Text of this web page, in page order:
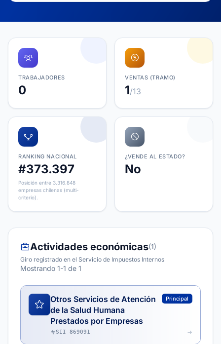
TRABAJADORES
0
VENTAS (TRAMO)
1/13
RANKING NACIONAL
#373.397
Posición entre 3.316.848
empresas chilenas (multi-
criterio).
¿VENDE AL ESTADO?
No
Actividades económicas(1)
Giro registrado en el Servicio de Impuestos Internos
Mostrando 1-1 de 1
Otros Servicios de Atención
de la Salud Humana
Prestados por Empresas
Principal
SII 869091